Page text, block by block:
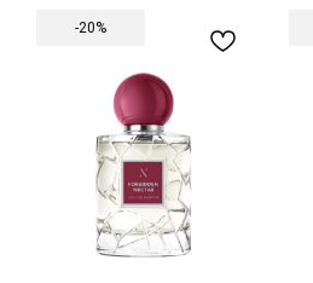
-20%